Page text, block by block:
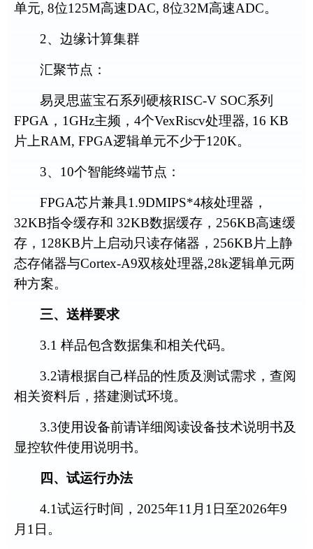
单元, 8位125M高速DAC, 8位32M高速ADC。
2、边缘计算集群
汇聚节点：
易灵思蓝宝石系列硬核RISC-V SOC系列
FPGA ， 1GHz主频， 4个VexRiscv处理器, 16 KB
片上RAM, FPGA逻辑单元不少于120K。
3、 10个智能终端节点：
FPGA芯片兼具1.9DMIPS*4核处理器，
32KB指令缓存和 32KB数据缓存， 256KB高速缓
存， 128KB片上启动只读存储器， 256KB片上静
态存储器与Cortex-A9双核处理器,28k逻辑单元两
种方案。
三、送样要求
3.1 样品包含数据集和相关代码。
3.2请根据自己样品的性质及测试需求，查阅
相关资料后， 搭建测试环境。
3.3使用设备前请详细阅读设备技术说明书及
显控软件使用说明书。
四、试运行办法
4.1试运行时间， 2025年11 月 1 日至2026年9
月 1 日。